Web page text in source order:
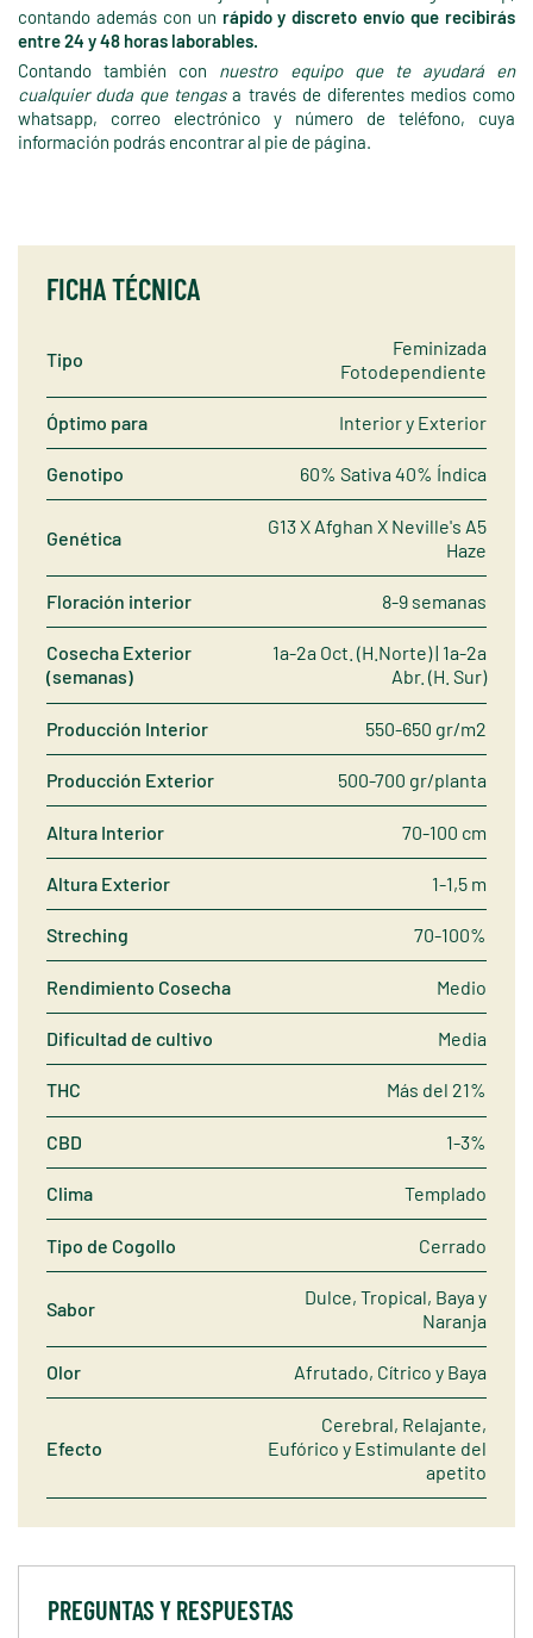
contando además con un rápido y discreto envío que recibirás
entre 24 y 48 horas laborables.
Contando también con nuestro equipo que te ayudará en
cualquier duda que tengasa través de diferentes medios como
whatsapp, correo electrónico y número de teléfono, cuya
información podrás encontrar al pie de página.
FICHA TÉCNICA
Tipo
Feminizada
Fotodependiente
Óptimo para Interior y Exterior
Genotipo 60% Sativa 40% Índica
Genética
G13 X Afghan X Neville's A5
Haze
Floración interior 8-9 semanas
Cosecha Exterior
(semanas)
1a-2a Oct. (H.Norte) | 1a-2a
Abr. (H. Sur)
Producción Interior 550-650 gr/m2
Producción Exterior 500-700 gr/planta
Altura Interior 70-100 cm
Altura Exterior 1-1,5 m
Streching 70-100%
Rendimiento Cosecha Medio
Dificultad de cultivo Media
THC Más del 21%
CBD 1-3%
Clima Templado
Tipo de Cogollo Cerrado
Sabor
Dulce, Tropical, Baya y
Naranja
Olor Afrutado, Cítrico y Baya
Efecto
Cerebral, Relajante,
Eufórico y Estimulante del
apetito
PREGUNTAS Y RESPUESTAS